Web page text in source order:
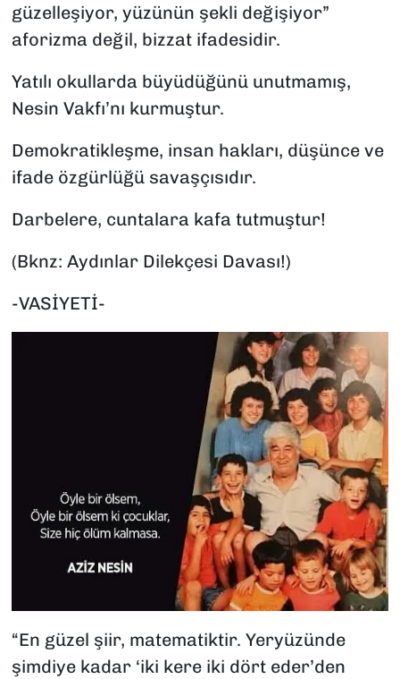
güzelleşiyor, yüzünün şekli değişiyor”
aforizma değil, bizzat ifadesidir.
Yatılı okullarda büyüdüğünü unutmamış,
Nesin Vakfı’nı kurmuştur.
Demokratikleşme, insan hakları, düşünce ve
ifade özgürlüğü savaşçısıdır.
Darbelere, cuntalara kafa tutmuştur!
(Bknz: Aydınlar Dilekçesi Davası!)
-VASİYETİ-
“En güzel şiir, matematiktir. Yeryüzünde
şimdiye kadar ‘iki kere iki dört eder’den